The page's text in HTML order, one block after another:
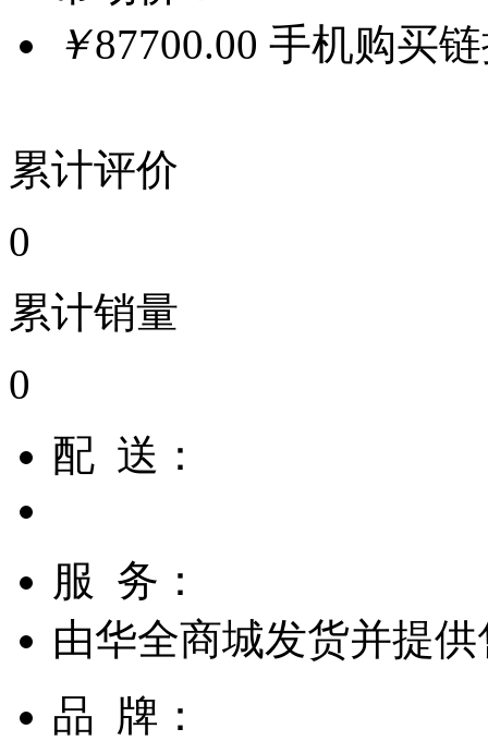
￥87700.00 手机购买
累计评价
0
累计销量
0
配 送：
服 务：
由华全商城发货并提
品 牌：